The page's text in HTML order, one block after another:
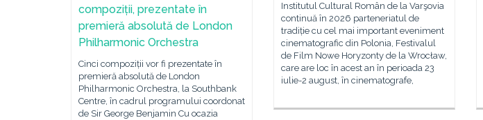
Institutul Cultural Român de la Varşovia
continuă în 2026 parteneriatul de
tradiție cu cel mai important eveniment
cinematografic din Polonia, Festivalul
de Film Nowe Horyzonty de la Wrocław,
care are loc în acest an în perioada 23
iulie-2 august, în cinematografe,
compoziții, prezentate în
premieră absolută de London
Philharmonic Orchestra
Cinci compoziții vor fi prezentate în
premieră absolută de London
Philharmonic Orchestra, la Southbank
Centre, în cadrul programului coordonat
de Sir George Benjamin Cu ocazia